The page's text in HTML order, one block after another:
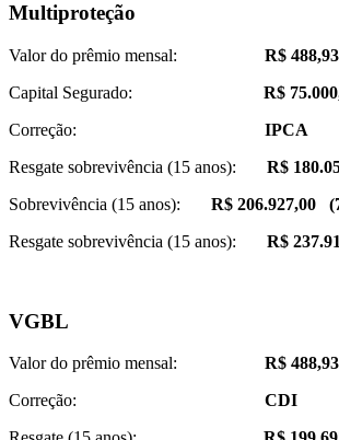
Multiproteção
Valor do prêmio mensal:
R$ 488,93
Capital Segurado: R$
Correção: IPCA
Resgate sobrevivência (15 anos): R$
Sobrevivência (15 anos): R$ 206.927,00
Resgate sobrevivência (15 anos): R$
VGBL
Valor do prêmio mensal:
R$ 488,93
Correção:
CDI